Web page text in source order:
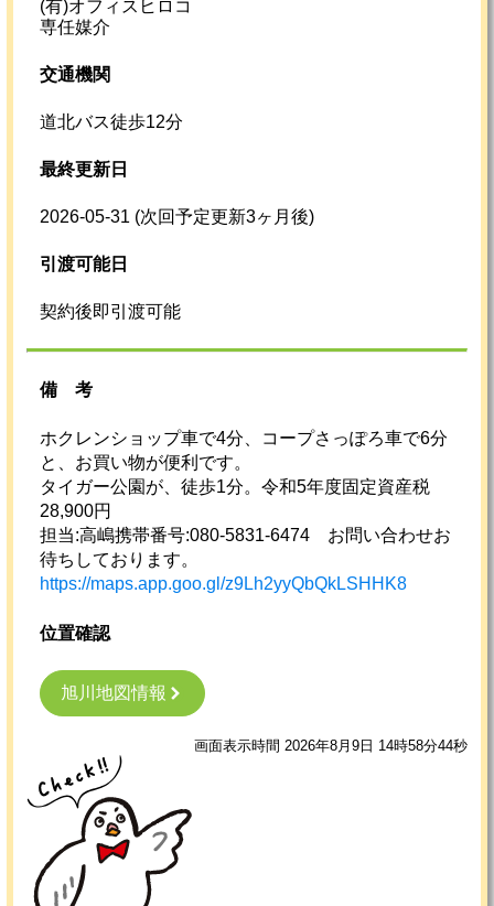
(有)オフィスヒロコ
専任媒介
交通機関
道北バス徒歩12分
最終更新日
2026-05-31 (次回予定更新3ヶ月後)
引渡可能日
契約後即引渡可能
備考
ホクレンショップ車で4分、コープさっぽろ車で6分
と、お買い物が便利です。
タイガー公園が、徒歩1分。令和5年度固定資産税
28,900円
担当:高嶋携帯番号:080-5831-6474 お問い合わせお
待ちしております。
https://maps.app.goo.gl/z9Lh2yyQbQkLSHHK8
位置確認
旭川地図情報
画面表示時間 2026年8月9日 14時58分44秒